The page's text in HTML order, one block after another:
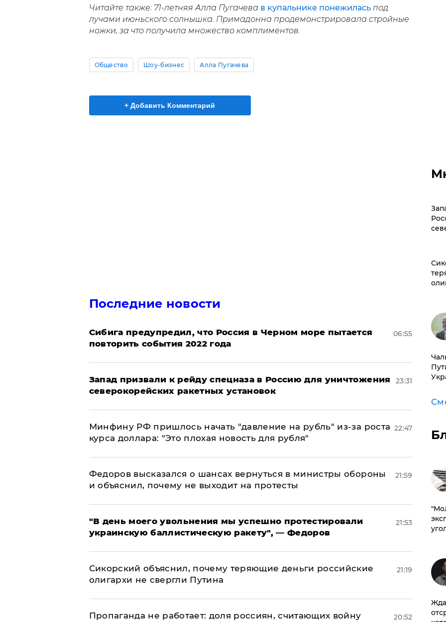
Читайте также: 71-летняя Алла Пугачева в купальнике понежиласьпод
лучами июньского солнышка. Примадонна продемонстрировала стройные
ножки, за что получила множество комплиментов.
Общество Шоу-бизнес Алла Пугачева
+ Добавить Комментарий
Последние новости
Сибига предупредил, что Россия в Черном море пытается
повторить события 2022 года
06:55
Запад призвали к рейду спецназа в Россию для уничтожения
северокорейских ракетных установок
23:31
Минфину РФ пришлось начать "давление на рубль" из-за роста
курса доллара: "Это плохая новость для рубля"
22:47
Федоров высказался о шансах вернуться в министры обороны
и объяснил, почему не выходит на протесты
21:59
​"В день моего увольнения мы успешно протестировали
украинскую баллистическую ракету", — Федоров
21:53
Сикорский объяснил, почему теряющие деньги российские
олигархи не свергли Путина
21:19
​Пропаганда не работает: доля россиян, считающих войну 20:52